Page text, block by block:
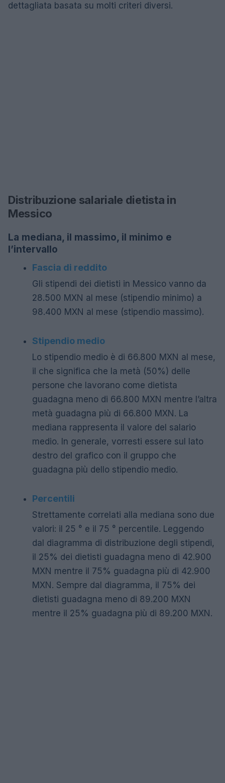
dettagliata basata su molti criteri diversi.
Distribuzione salariale dietista in
Messico
La mediana, il massimo, il minimo e
l’intervallo
Fascia di reddito
Gli stipendi dei dietisti in Messico vanno da
28.500 MXN al mese (stipendio minimo) a
98.400 MXN al mese (stipendio massimo).
Stipendio medio
Lo stipendio medio è di 66.800 MXN al mese,
il che significa che la metà (50%) delle
persone che lavorano come dietista
guadagna meno di 66.800 MXN mentre l’altra
metà guadagna più di 66.800 MXN. La
mediana rappresenta il valore del salario
medio. In generale, vorresti essere sul lato
destro del grafico con il gruppo che
guadagna più dello stipendio medio.
Percentili
Strettamente correlati alla mediana sono due
valori: il 25 ° e il 75 ° percentile. Leggendo
dal diagramma di distribuzione degli stipendi,
il 25% dei dietisti guadagna meno di 42.900
MXN mentre il 75% guadagna più di 42.900
MXN. Sempre dal diagramma, il 75% dei
dietisti guadagna meno di 89.200 MXN
mentre il 25% guadagna più di 89.200 MXN.